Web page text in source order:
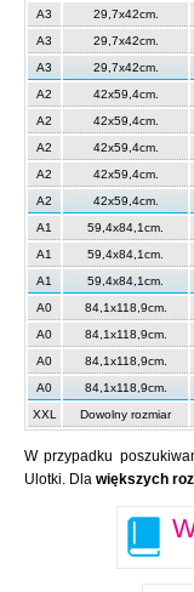
A3 29,7x42cm.
A3 29,7x42cm.
A3 29,7x42cm.
A2 42x59,4cm.
A2 42x59,4cm.
A2 42x59,4cm.
A2 42x59,4cm.
A2 42x59,4cm.
A1 59,4x84,1cm.
A1 59,4x84,1cm.
A1 59,4x84,1cm.
A0 84,1x118,9cm.
A0 84,1x118,9cm.
A0 84,1x118,9cm.
A0 84,1x118,9cm.
XXL Dowolny rozmiar
W przypadku
Ulotki. Dla większych